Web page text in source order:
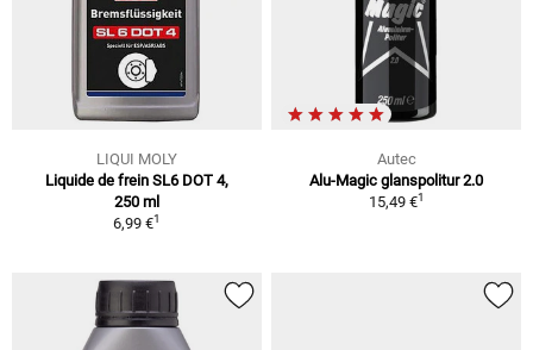
LIQUI MOLY
Liquide de frein SL6 DOT 4,
250 ml
6,99 €1
Autec
Alu-Magic glanspolitur 2.0
15,49 €1